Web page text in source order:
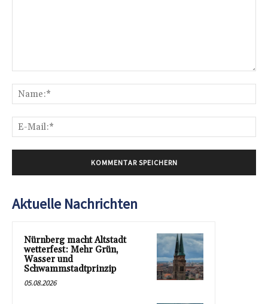
Aktuelle Nachrichten
Nürnberg macht Altstadt
wetterfest: Mehr Grün,
Wasser und
Schwammstadtprinzip
05.08.2026